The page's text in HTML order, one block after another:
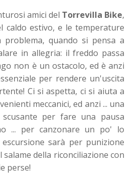
amici del Torrevilla Bike,
caldo estivo, e le temperature
quando si pensa a
in allegria: il freddo passa
non è un ostacolo, ed è anzi
per rendere un'uscita
Ci si aspetta, ci si aiuta a
meccanici, ed anzi ... una
per fare una pausa
... per canzonare un po' lo
sarà per punizione
della riconciliazione con
perse!